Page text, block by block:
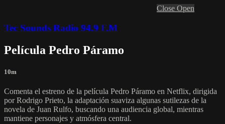
Close Open
Tec Sounds Radio 94.9 F.M
Película Pedro Páramo
10m
Comenta el estreno de la película Pedro Páramo en Netflix, dirigida
por Rodrigo Prieto, la adaptación suaviza algunas sutilezas de la
novela de Juan Rulfo, buscando una audiencia global, mientras
mantiene personajes y atmósfera central.